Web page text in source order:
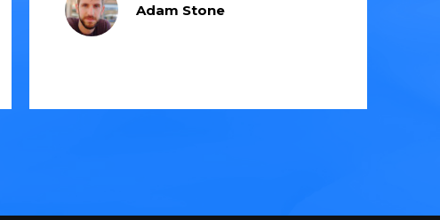
Adam Stone